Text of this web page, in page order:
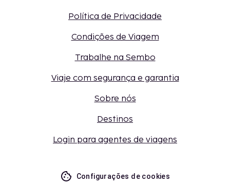
Política de Privacidade
Condições de Viagem
Trabalhe na Sembo
Viaje com segurança e garantia
Sobre nós
Destinos
Login para agentes de viagens
Configurações de cookies